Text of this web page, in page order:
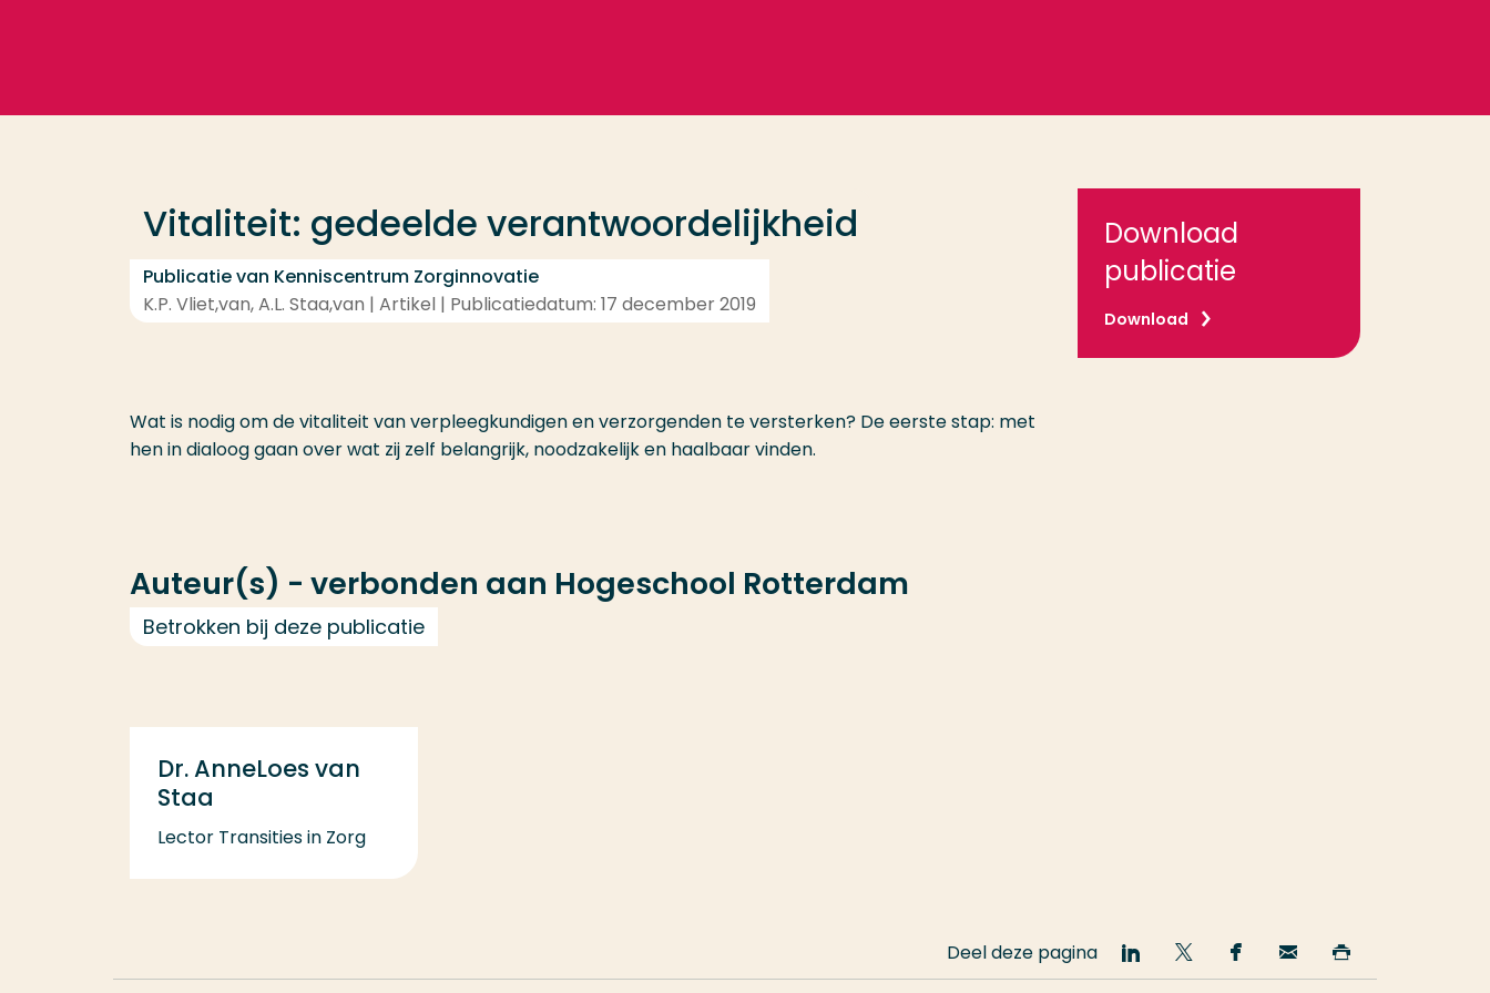
Vitaliteit: gedeelde verantwoordelijkheid
Publicatie van Kenniscentrum Zorginnovatie
K.P. Vliet,van, A.L. Staa,van | Artikel | Publicatiedatum: 17 december 2019
Download
publicatie
Download
Wat is nodig om de vitaliteit van verpleegkundigen en verzorgenden te versterken? De eerste stap: met
hen in dialoog gaan over wat zij zelf belangrijk, noodzakelijk en haalbaar vinden.
Auteur(s) - verbonden aan Hogeschool Rotterdam
Betrokken bij deze publicatie
Dr. AnneLoes van
Staa
Lector Transities in Zorg
Deel deze pagina
Deel
op
Deel
op
Deel
op
Email
deze deze
Opleiding